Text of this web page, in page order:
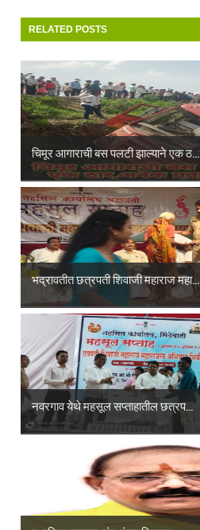
RELATED POSTS
चिमूर आगाराची बस पलटी झाल्याने एक ठ...
भद्रावतीत छत्रपती शिवाजी महाराज महा...
नवरगाव येथे महसूल सप्ताहातील छत्रप...